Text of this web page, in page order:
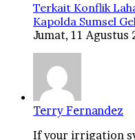
Terkait Konflik
Kapolda Sumsel
Jumat, 11 Agustus
Terry Fernandez
If your irrigation